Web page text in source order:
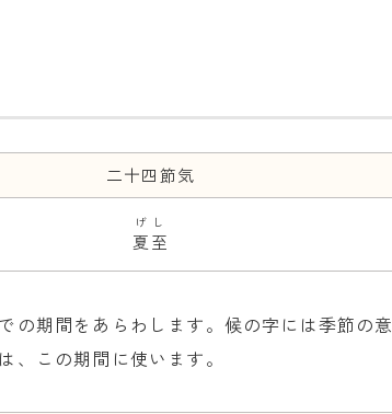
二十四節気
夏至
げし
の期間をあらわします。候の字には季節の意
、この期間に使います。